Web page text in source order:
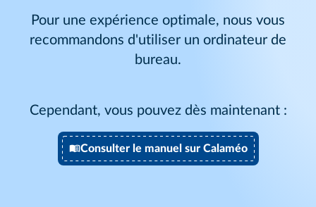
Pour une expérience optimale, nous vous
recommandons d'utiliser un ordinateur de
bureau.
Cependant, vous pouvez dès maintenant :
Consulter le manuel sur Calaméo